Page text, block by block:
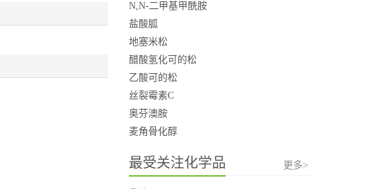
N,N-二甲基甲酰胺
盐酸胍
地塞米松
醋酸氢化可的松
乙酸可的松
丝裂霉素C
奥芬澳胺
麦角骨化醇
最受关注化学品 更多>